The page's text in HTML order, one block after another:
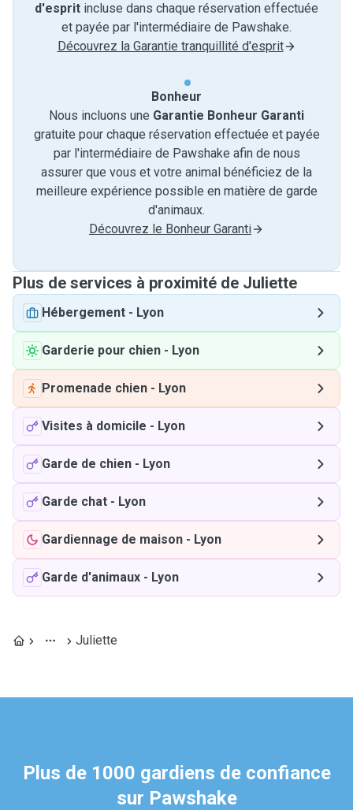
d'esprit incluse dans chaque réservation effectuée
et payée par l'intermédiaire de Pawshake.
Découvrez la Garantie tranquillité d'esprit
Bonheur
Nous incluons une Garantie Bonheur Garanti
gratuite pour chaque réservation effectuée et payée
par l'intermédiaire de Pawshake afin de nous
assurer que vous et votre animal bénéficiez de la
meilleure expérience possible en matière de garde
d'animaux.
Découvrez le Bonheur Garanti
Plus de services à proximité de Juliette
Hébergement - Lyon
Garderie pour chien - Lyon
Promenade chien - Lyon
Visites à domicile - Lyon
Garde de chien - Lyon
Garde chat - Lyon
Gardiennage de maison - Lyon
Garde d'animaux - Lyon
Juliette
Plus de 1000 gardiens de confiance
sur Pawshake